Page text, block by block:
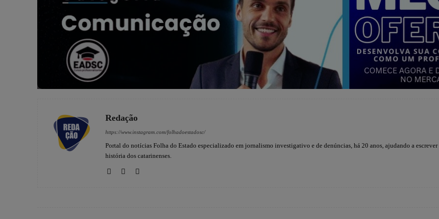
Redação
https://www.instagram.com/folhadoestadosc/
Portal do notícias Folha do Estado especializado em jornalismo investigativo e de denúncias, há 20 anos, ajudando a escrever
história dos catarinenses.